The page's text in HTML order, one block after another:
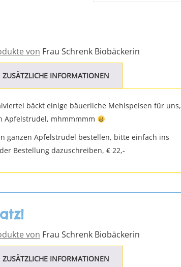
von Frau Schrenk Biobäckerin
ZUSÄTZLICHE INFORMATIONEN
bäckt einige bäuerliche Mehlspeisen für uns,
Apfelstrudel, mhmmmmm
ganzen Apfelstrudel bestellen, bitte einfach ins
Bestellung dazuschreiben, € 22,-
von Frau Schrenk Biobäckerin
ZUSÄTZLICHE INFORMATIONEN